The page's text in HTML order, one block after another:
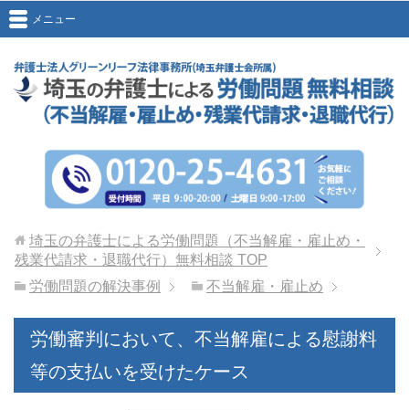
メニュー
埼玉の弁護士による労働問題（不当解雇・雇止め・
残業代請求・退職代行）無料相談 TOP
労働問題の解決事例
不当解雇・雇止め
労働審判において、不当解雇による慰謝料
等の支払いを受けたケース